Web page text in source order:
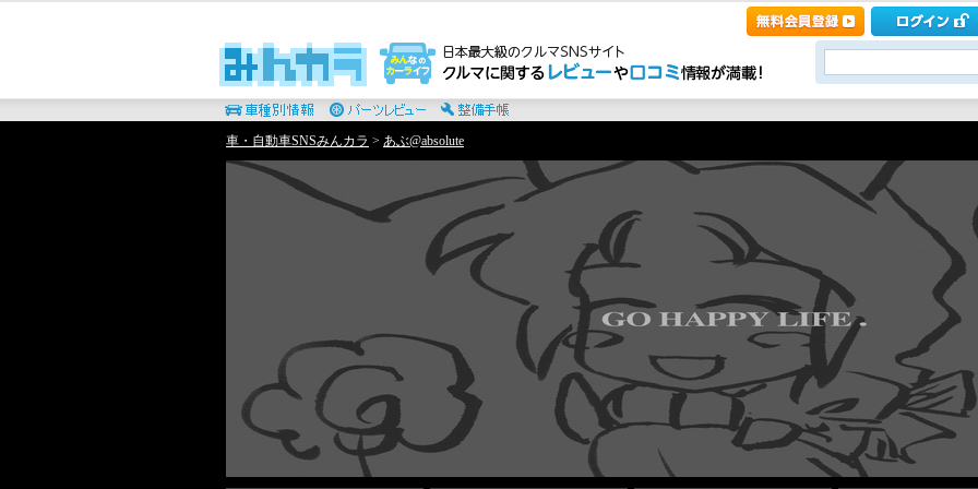
車・自動車SNSみんカラ > あぶ@absolute